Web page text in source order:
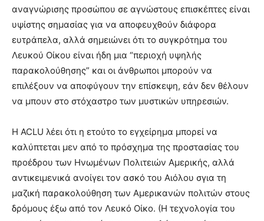
αναγνώρισης προσώπου σε αγνώστους επισκέπτες είναι
υψίστης σημασίας για να αποφευχθούν διάφορα
ευτράπελα, αλλά σημειώνει ότι το συγκρότημα του
Λευκού Οίκου είναι ήδη μια “περιοχή υψηλής
παρακολούθησης” και οι άνθρωποι μπορούν να
επιλέξουν να αποφύγουν την επίσκεψη, εάν δεν θέλουν
να μπουν στο στόχαστρο των μυστικών υπηρεσιών.
Η ACLU λέει ότι η ετούτο το εγχείρημα μπορεί να
καλύπτεται μεν από το πρόσχημα της προστασίας του
προέδρου των Ηνωμένων Πολιτειών Αμερικής, αλλά
αντικειμενικά ανοίγει τον ασκό του Αιόλου σγια τη
μαζική παρακολούθηση των Αμερικανών πολιτών στους
δρόμους έξω από τον Λευκό Οίκο. (Η τεχνολογία του